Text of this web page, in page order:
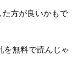
方が良いかもで
を無料で読んじゃ